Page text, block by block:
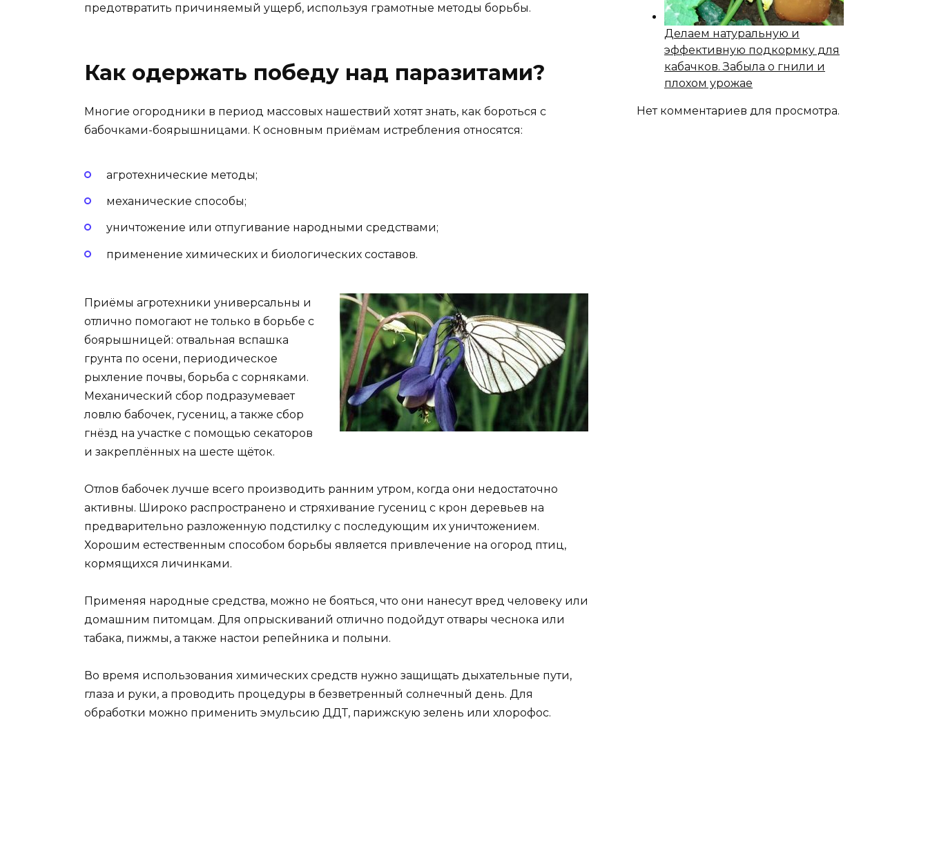
предотвратить причиняемый ущерб, используя грамотные методы борьбы.
Как одержать победу над паразитами?
Многие огородники в период массовых нашествий хотят знать, как бороться с
бабочками-боярышницами. К основным приёмам истребления относятся:
агротехнические методы;
механические способы;
уничтожение или отпугивание народными средствами;
применение химических и биологических составов.
Приёмы агротехники универсальны и
отлично помогают не только в борьбе с
боярышницей: отвальная вспашка
грунта по осени, периодическое
рыхление почвы, борьба с сорняками.
Механический сбор подразумевает
ловлю бабочек, гусениц, а также сбор
гнёзд на участке с помощью секаторов
и закреплённых на шесте щёток.
Отлов бабочек лучше всего производить ранним утром, когда они недостаточно
активны. Широко распространено и стряхивание гусениц с крон деревьев на
предварительно разложенную подстилку с последующим их уничтожением.
Хорошим естественным способом борьбы является привлечение на огород птиц,
кормящихся личинками.
Применяя народные средства, можно не бояться, что они нанесут вред человеку или
домашним питомцам. Для опрыскиваний отлично подойдут отвары чеснока или
табака, пижмы, а также настои репейника и полыни.
Во время использования химических средств нужно защищать дыхательные пути,
глаза и руки, а проводить процедуры в безветренный солнечный день. Для
обработки можно применить эмульсию ДДТ, парижскую зелень или хлорофос.
Делаем натуральную и
эффективную подкормку для
кабачков. Забыла о гнили и
плохом урожае
Нет комментариев для просмотра.